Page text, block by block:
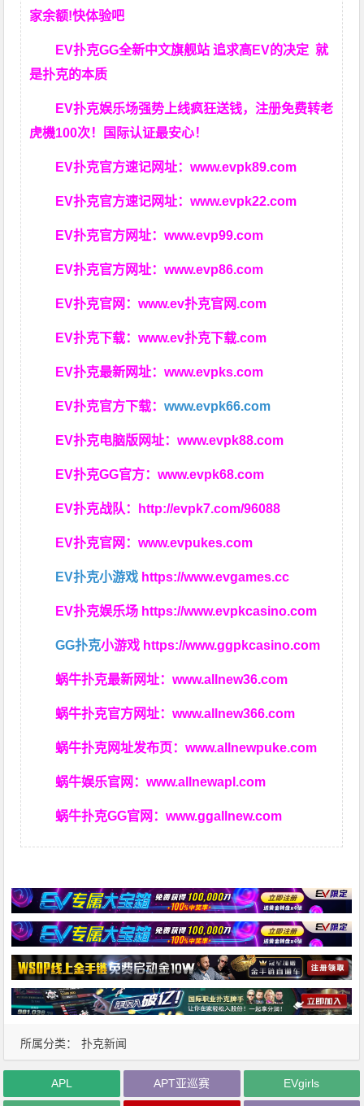
家余额!快体验吧
EV扑克GG全新中文旗舰站 追求高EV的决定就
是扑克的本质
EV扑克娱乐场强势上线疯狂送钱，注册免费转老
虎機100次！国际认证最安心！
EV扑克官方速记网址：www.evpk89.com
EV扑克官方速记网址：www.evpk22.com
EV扑克官方网址：www.evp99.com
EV扑克官方网址：www.evp86.com
EV扑克官网：www.ev扑克官网.com
EV扑克下载：www.ev扑克下载.com
EV扑克最新网址：www.evpks.com
EV扑克官方下载：www.evpk66.com
EV扑克电脑版网址：www.evpk88.com
EV扑克GG官方：www.evpk68.com
EV扑克战队： http://evpk7.com/96088
EV扑克官网：www.evpukes.com
EV扑克小游戏 https://www.evgames.cc
EV扑克娱乐场 https://www.evpkcasino.com
GG扑克小游戏 https://www.ggpkcasino.com
蜗牛扑克最新网址：www.allnew36.com
蜗牛扑克官方网址：www.allnew366.com
蜗牛扑克网址发布页：www.allnewpuke.com
蜗牛娱乐官网：www.allnewapl.com
蜗牛扑克GG官网：www.ggallnew.com
所属分类： 扑克新闻
APL APT亚巡赛 EVgirls